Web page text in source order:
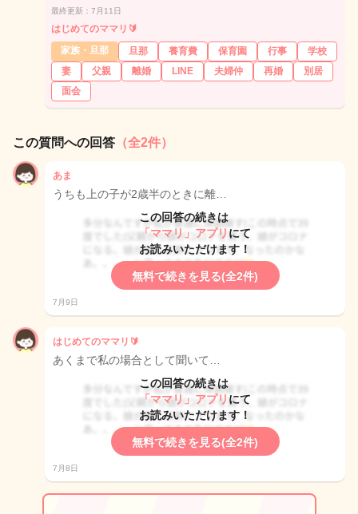
最終更新：7月11日
はじめてのママリ🔰
家族・旦那
旦那 養育費 保育園 行事
学校
妻
父親 離婚 LINE 夫婦仲 再婚
別居
面会
この質問への回答 （全2件）
あま
うちも上の子が2歳半のときに離…
この回答の続きは
「ママリ」アプリ にて
お読みいただけます！
無料で続きを見る(全2件)
7月9日
はじめてのママリ🔰
あくまで私の場合として聞いて…
この回答の続きは
「ママリ」アプリ にて
お読みいただけます！
無料で続きを見る(全2件)
7月8日